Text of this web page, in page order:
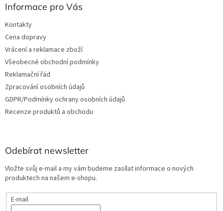
Informace pro Vás
Kontakty
Cena dopravy
Vrácení a reklamace zboží
Všeobecné obchodní podmínky
Reklamační řád
Zpracování osobních údajů
GDPR/Podmínky ochrany osobních údajů
Recenze produktů a obchodu
Odebírat newsletter
Vložte svůj e-mail a my vám budeme zasílat informace o nových
produktech na našem e-shopu.
E-mail